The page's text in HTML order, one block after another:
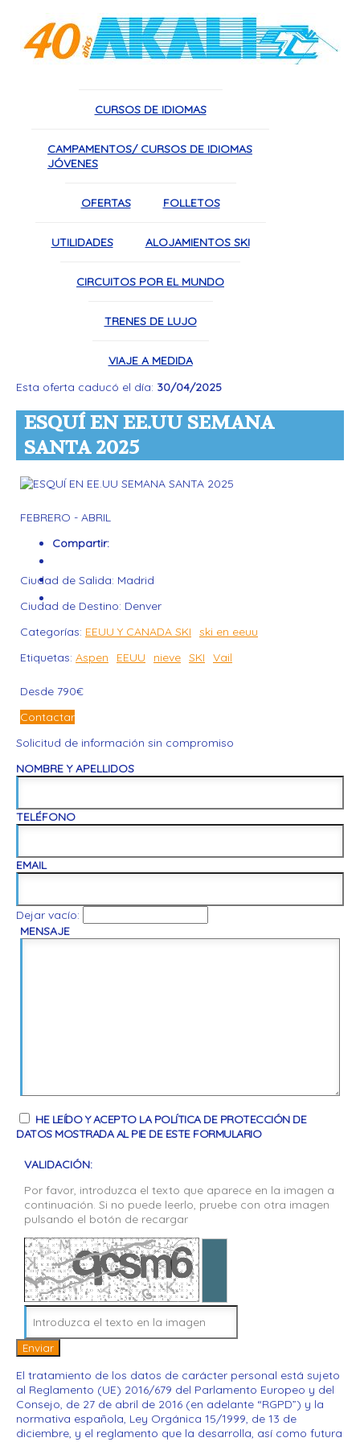
CURSOS DE IDIOMAS
CAMPAMENTOS/ CURSOS DE IDIOMAS
JÓVENES
OFERTAS FOLLETOS
UTILIDADES ALOJAMIENTOS SKI
CIRCUITOS POR EL MUNDO
TRENES DE LUJO
VIAJE A MEDIDA
Esta oferta caducó el día: 30/04/2025
ESQUÍ EN EE.UU SEMANA
SANTA 2025
FEBRERO - ABRIL
Compartir:
Ciudad de Salida: Madrid
Ciudad de Destino: Denver
Categorías: EEUU Y CANADA SKI
ski en eeuu
Etiquetas: Aspen EEUU nieve SKI Vail
Desde 790€
Contactar
Solicitud de información sin compromiso
NOMBRE Y APELLIDOS
TELÉFONO
EMAIL
Dejar vacío:
MENSAJE
HE LEÍDO Y ACEPTO LA POLÍTICA DE PROTECCIÓN DE
DATOS MOSTRADA AL PIE DE ESTE FORMULARIO
VALIDACIÓN:
Por favor, introduzca el texto que aparece en la imagen a
continuación. Si no puede leerlo, pruebe con otra imagen
pulsando el botón de recargar
Enviar
El tratamiento de los datos de carácter personal está sujeto
al Reglamento (UE) 2016/679 del Parlamento Europeo y del
Consejo, de 27 de abril de 2016 (en adelante “RGPD”) y la
normativa española, Ley Orgánica 15/1999, de 13 de
diciembre, y el reglamento que la desarrolla, así como futura